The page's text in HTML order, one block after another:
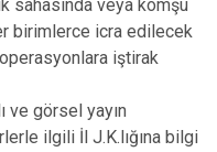
veya komşu
birimlerce icra edilecek
iştirak
ve görsel yayın
ilgili İl J.K.lığına bilgi